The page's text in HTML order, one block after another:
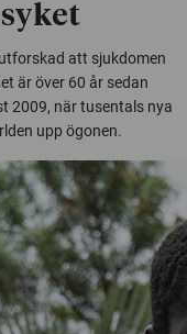
att sjukdomen
är över 60 år sedan
2009, när tusentals nya
upp ögonen.